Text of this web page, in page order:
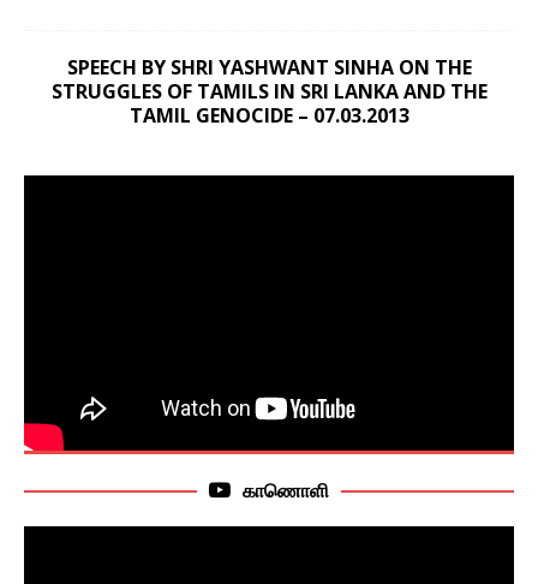
SPEECH BY SHRI YASHWANT SINHA ON THE
STRUGGLES OF TAMILS IN SRI LANKA AND THE
TAMIL GENOCIDE – 07.03.2013
காணொளி